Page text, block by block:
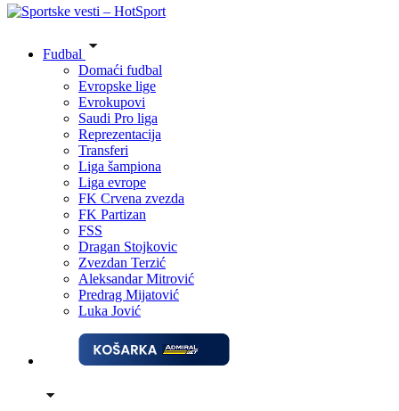
Fudbal
Domaći fudbal
Evropske lige
Evrokupovi
Saudi Pro liga
Reprezentacija
Transferi
Liga šampiona
Liga evrope
FK Crvena zvezda
FK Partizan
FSS
Dragan Stojkovic
Zvezdan Terzić
Aleksandar Mitrović
Predrag Mijatović
Luka Jović